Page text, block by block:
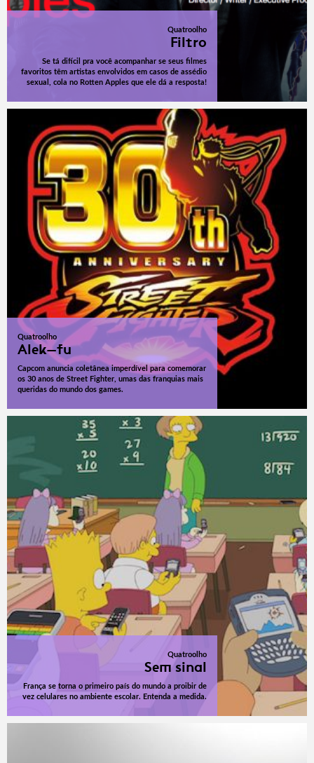
Quatroolho
Filtro
Se tá difícil pra você acompanhar se seus filmes
favoritos têm artistas envolvidos em casos de assédio
sexual, cola no Rotten Apples que ele dá a resposta!
Quatroolho
Alek-fu
Capcom anuncia coletânea imperdível para comemorar
os 30 anos de Street Fighter, umas das franquias mais
queridas do mundo dos games.
Quatroolho
Sem sinal
França se torna o primeiro país do mundo a proibir de
vez celulares no ambiente escolar. Entenda a medida.